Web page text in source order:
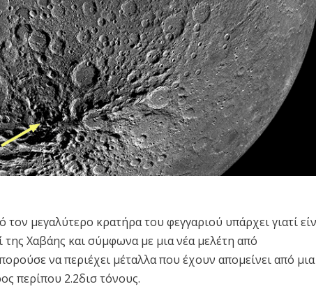
μεγαλύτερο κρατήρα του φεγγαριού υπάρχει γιατί
Χαβάης και σύμφωνα με μια νέα μελέτη από
να περιέχει μέταλλα που έχουν απομείνει από μια
περίπου 2.2δισ τόνους.